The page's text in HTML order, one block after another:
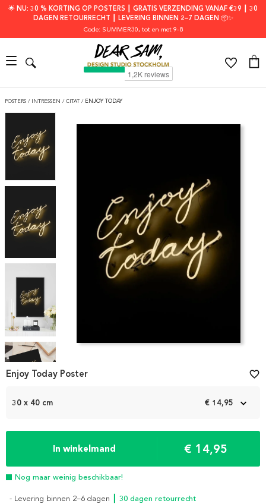
🌟 NU: 30 % KORTING OP POSTERS ┃ GRATIS VERZENDING VANAF €39 ┃ 30
DAGEN RETOURRECHT ┃ LEVERING BINNEN 2–7 DAGEN 📦✨
Code: SUMMER30, tot en met 9-8
POSTERS / INTRESSEN / CITAT / ENJOY TODAY
Item
1
30 x 40 cm € 14,95
In winkelmand € 14,95
Nog maar weinig beschikbaar!
- Levering binnen 2–6 dagen ┃ 30 dagen retourrecht
Enjoy Today Poster favorite_border